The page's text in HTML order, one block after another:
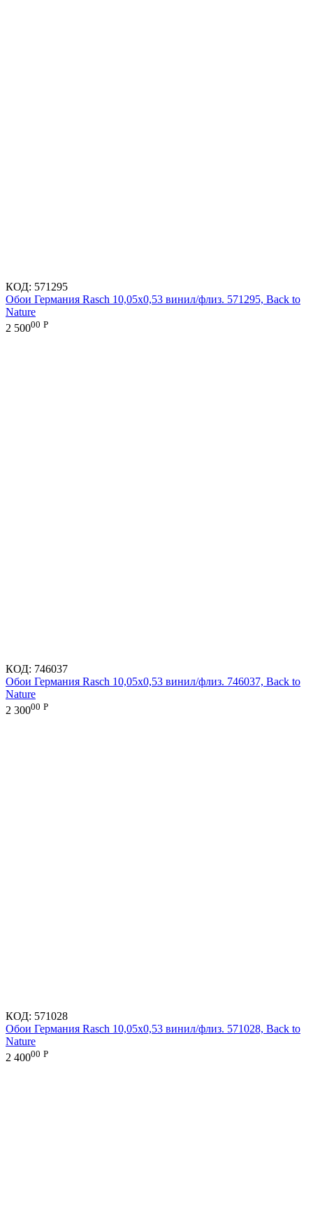
КОД: 571295
Обои Германия Rasch 10,05x0,53 винил/флиз. 571295, Back to
Nature
2 50000 Р
КОД: 746037
Обои Германия Rasch 10,05x0,53 винил/флиз. 746037, Back to
Nature
2 30000 Р
КОД: 571028
Обои Германия Rasch 10,05x0,53 винил/флиз. 571028, Back to
Nature
2 40000 Р